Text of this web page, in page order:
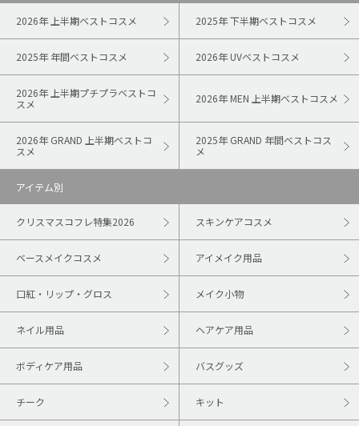
2026年 上半期ベストコスメ 2025年 下半期ベストコスメ
2025年 年間ベストコスメ 2026年 UVベストコスメ
2026年 上半期プチプラベストコ
スメ
2026年 MEN 上半期ベストコスメ
2026年 GRAND 上半期ベストコ
スメ
2025年 GRAND 年間ベストコス
メ
アイテム別
クリスマスコフレ特集2026 スキンケアコスメ
ベースメイクコスメ アイメイク用品
口紅・リップ・グロス メイク小物
ネイル用品 ヘアケア用品
ボディケア用品 バスグッズ
チーク キット